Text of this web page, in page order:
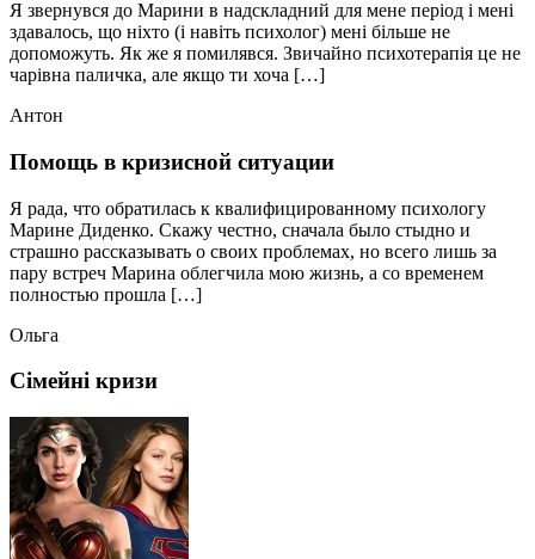
Я звернувся до Марини в надскладний для мене період і мені
здавалось, що ніхто (і навіть психолог) мені більше не
допоможуть. Як же я помилявся. Звичайно психотерапія це не
чарівна паличка, але якщо ти хоча […]
Антон
Помощь в кризисной ситуации
Я рада, что обратилась к квалифицированному психологу
Марине Диденко. Скажу честно, сначала было стыдно и
страшно рассказывать о своих проблемах, но всего лишь за
пару встреч Марина облегчила мою жизнь, а со временем
полностью прошла […]
Ольга
Сімейні кризи